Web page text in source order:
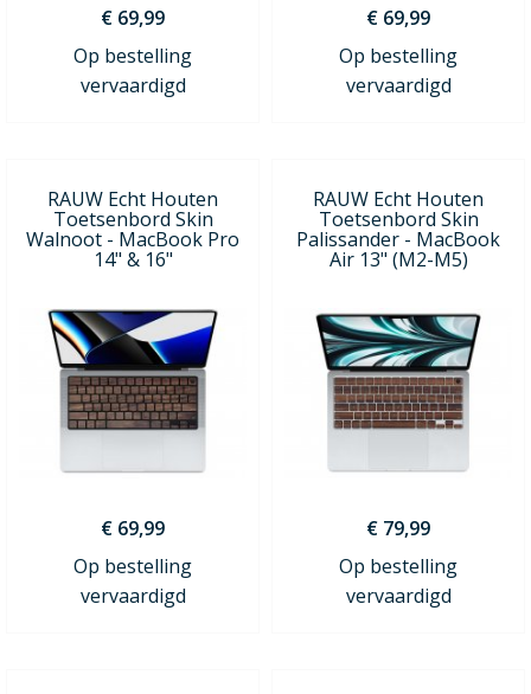
€ 69,99
Op bestelling
vervaardigd
€ 69,99
Op bestelling
vervaardigd
RAUW Echt Houten
Toetsenbord Skin
Walnoot - MacBook Pro
14" & 16"
€ 69,99
Op bestelling
vervaardigd
RAUW Echt Houten
Toetsenbord Skin
Palissander - MacBook
Air 13" (M2-M5)
€ 79,99
Op bestelling
vervaardigd